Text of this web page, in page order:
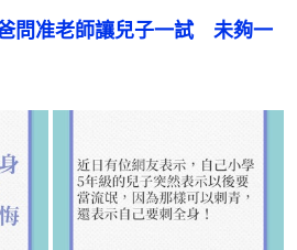
問准老師讓兒子一試　未夠一